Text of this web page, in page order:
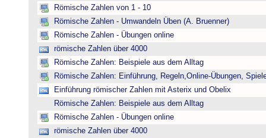
Römische Zahlen von 1 - 10
Römische Zahlen - Umwandeln Üben (A. Bruenner)
Römische Zahlen - Übungen online
römische Zahlen über 4000
Römische Zahlen: Beispiele aus dem Alltag
Römische Zahlen: Einführung, Regeln,Online-Übungen,
Einführung römischer Zahlen mit Asterix und Obelix
Römische Zahlen: Beispiele aus dem Alltag
Römische Zahlen - Übungen online
römische Zahlen über 4000